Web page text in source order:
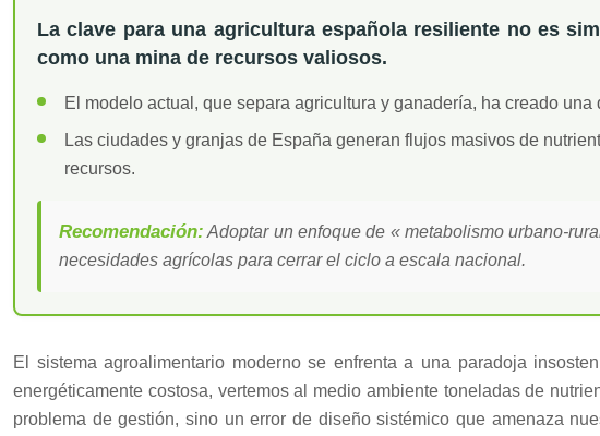
La clave para una agricultura española resiliente no es
como una mina de recursos valiosos.
El modelo actual, que separa agricultura y ganadería, ha creado
Las ciudades y granjas de España generan flujos masivos de
recursos.
Recomendación: Adoptar un enfoque de « metabolismo urbano-
necesidades agrícolas para cerrar el ciclo a escala nacional.
El sistema agroalimentario moderno se enfrenta a una paradoja
energéticamente costosa, vertemos al medio ambiente toneladas de
problema de gestión, sino un error de diseño sistémico que amenaza